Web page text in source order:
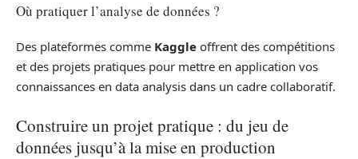
Où pratiquer l’analyse de données ?
Des plateformes comme Kaggle offrent des compétitions
et des projets pratiques pour mettre en application vos
connaissances en data analysis dans un cadre collaboratif.
Construire un projet pratique : du jeu de
données jusqu’à la mise en production